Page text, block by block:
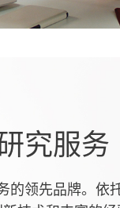
究服务
的领先品牌。依